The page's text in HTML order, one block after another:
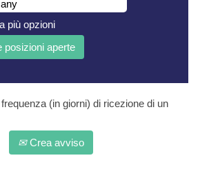
più opzioni
(in giorni) di ricezione di un
Crea avviso